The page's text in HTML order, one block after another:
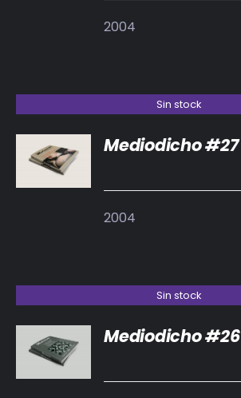
2004
Sin stock
DETALLES
Mediodicho #27
2004
Sin stock
DETALLES
Mediodicho #26